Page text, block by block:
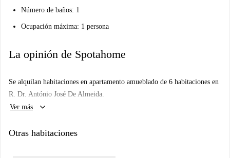
Número de baños: 1
Ocupación máxima: 1 persona
La opinión de Spotahome
Se alquilan habitaciones en apartamento amueblado de 6 habitaciones en
R. Dr. António José De Almeida.
Ver más
keyboard_arrow_down
Otras habitaciones